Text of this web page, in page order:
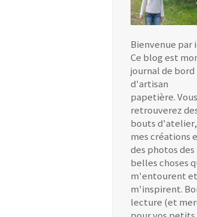
Bienvenue par
Ce blog est
journal de bord
d'artisan
papetière.
retrouverez
bouts d'atelier,
mes créations
des photos des
belles choses
m'entourent et
m'inspirent.
lecture (et